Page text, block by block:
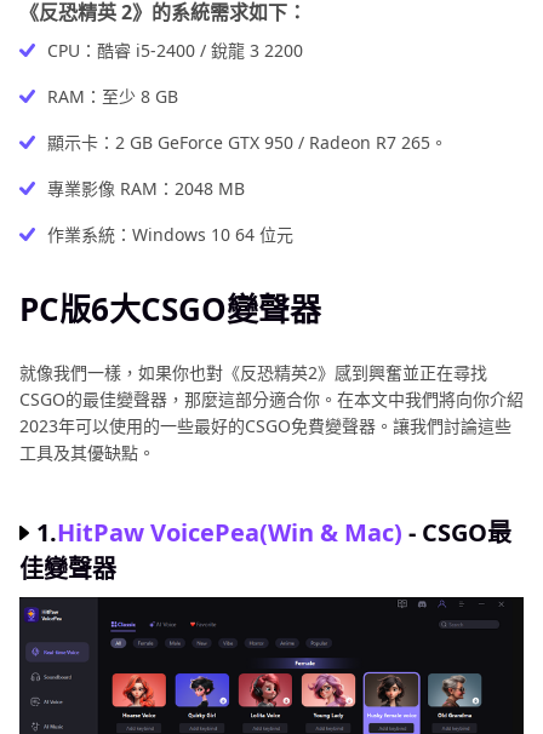
《反恐精英 2》的系統需求如下：
CPU：酷睿 i5-2400 / 銳龍 3 2200
RAM：至少 8 GB
顯示卡：2 GB GeForce GTX 950 / Radeon R7 265。
專業影像 RAM：2048 MB
作業系統：Windows 10 64 位元
PC版6大CSGO變聲器
就像我們一樣，如果你也對《反恐精英2》感到興奮並正在尋找
CSGO的最佳變聲器，那麼這部分適合你。在本文中我們將向你介紹
2023年可以使用的一些最好的CSGO免費變聲器。讓我們討論這些
工具及其優缺點。
1.HitPaw VoicePea(Win & Mac) - CSGO最
佳變聲器